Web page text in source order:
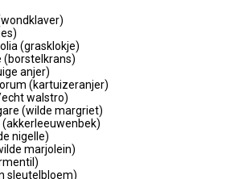
(grasklokje)
(borstelkrans)
anjer)
(kartuizeranjer)
walstro)
(wilde margriet)
nigelle)
marjolein)
sleutelbloem)